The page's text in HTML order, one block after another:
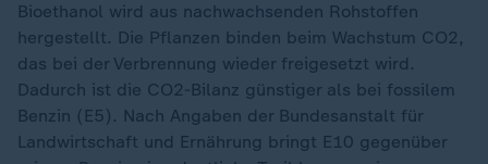
Bioethanol wird aus nachwachsenden Rohstoffen
hergestellt. Die Pflanzen binden beim Wachstum CO2,
das bei der Verbrennung wieder freigesetzt wird.
Dadurch ist die CO2-Bilanz günstiger als bei fossilem
Benzin (E5). Nach Angaben der Bundesanstalt für
Landwirtschaft und Ernährung bringt E10 gegenüber